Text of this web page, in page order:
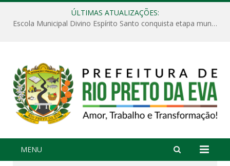
ÚLTIMAS ATUALIZAÇÕES:
Escola Municipal Divino Espírito Santo conquista etapa municipal da V Feira Amazonense de Matemática
MENU